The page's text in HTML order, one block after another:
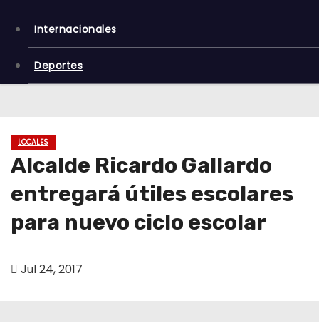
Internacionales
Deportes
LOCALES
Alcalde Ricardo Gallardo
entregará útiles escolares
para nuevo ciclo escolar
Jul 24, 2017